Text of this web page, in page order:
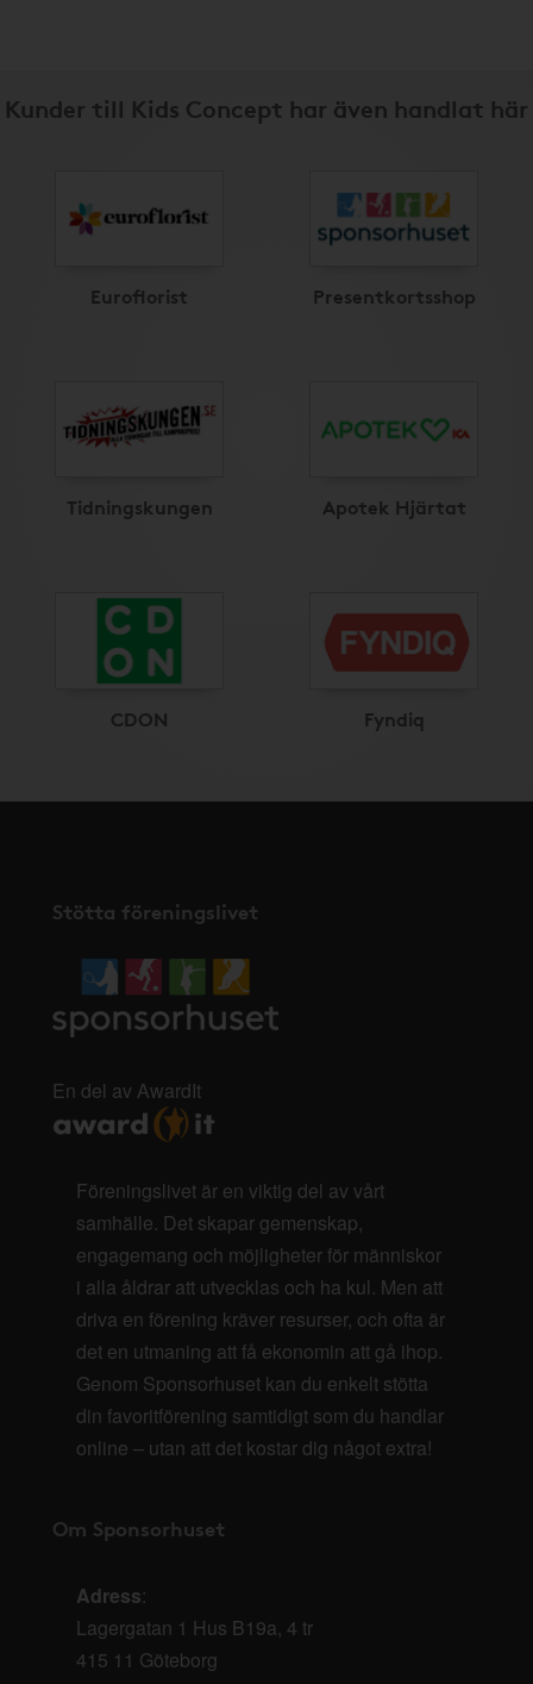
Kunder till Kids Concept har även handlat här
Euroflorist Presentkortsshop
Tidningskungen Apotek Hjärtat
CDON Fyndiq
Stötta föreningslivet
En del av AwardIt
Föreningslivet är en viktig del av vårt
samhälle. Det skapar gemenskap,
engagemang och möjligheter för människor
i alla åldrar att utvecklas och ha kul. Men att
driva en förening kräver resurser, och ofta är
det en utmaning att få ekonomin att gå ihop.
Genom Sponsorhuset kan du enkelt stötta
din favoritförening samtidigt som du handlar
online – utan att det kostar dig något extra!
Om Sponsorhuset
Adress:
Lagergatan 1 Hus B19a, 4 tr
415 11 Göteborg